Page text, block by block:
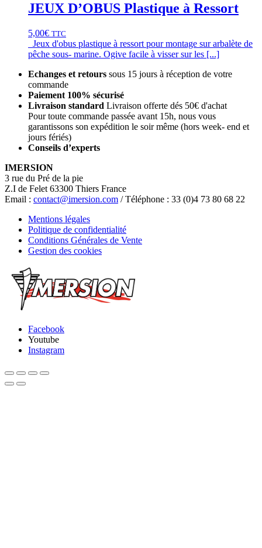
JEUX D’OBUS Plastique à Ressort
5,00€ TTC
Jeux d'obus plastique à ressort pour montage sur arbalète de
pêche sous- marine. Ogive facile à visser sur les [...]
Echanges et retours sous 15 jours à réception de votre
commande
Paiement 100% sécurisé
Livraison standard Livraison offerte dés 50€ d'achat
Pour toute commande passée avant 15h, nous vous
garantissons son expédition le soir même (hors week- end et
jours fériés)
Conseils d’experts
IMERSION
3 rue du Pré de la pie
Z.I de Felet 63300 Thiers France
Email : contact@imersion.com / Téléphone : 33 (0)4 73 80 68 22
Mentions légales
Politique de confidentialité
Conditions Générales de Vente
Gestion des cookies
Facebook
Youtube
Instagram